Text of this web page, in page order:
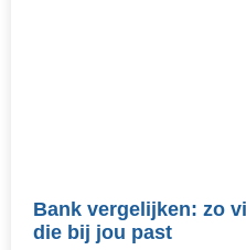
Bank vergelijken: zo
die bij jou past